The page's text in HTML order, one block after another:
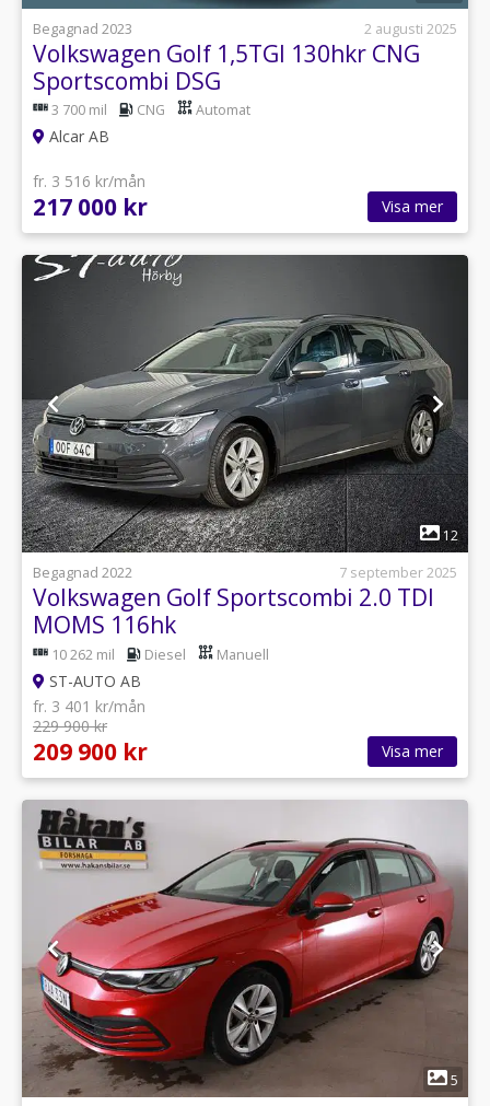
Begagnad 2023
2 augusti 2025
Volkswagen Golf 1,5TGI 130hkr CNG
Sportscombi DSG
3 700 mil CNG Automat
Alcar AB
fr. 3 516 kr/mån
217 000 kr Visa mer
1
12
Begagnad 2022
7 september 2025
Volkswagen Golf Sportscombi 2.0 TDI
MOMS 116hk
10 262 mil Diesel Manuell
ST-AUTO AB
fr. 3 401 kr/mån
229 900 kr
209 900 kr Visa mer
1
5